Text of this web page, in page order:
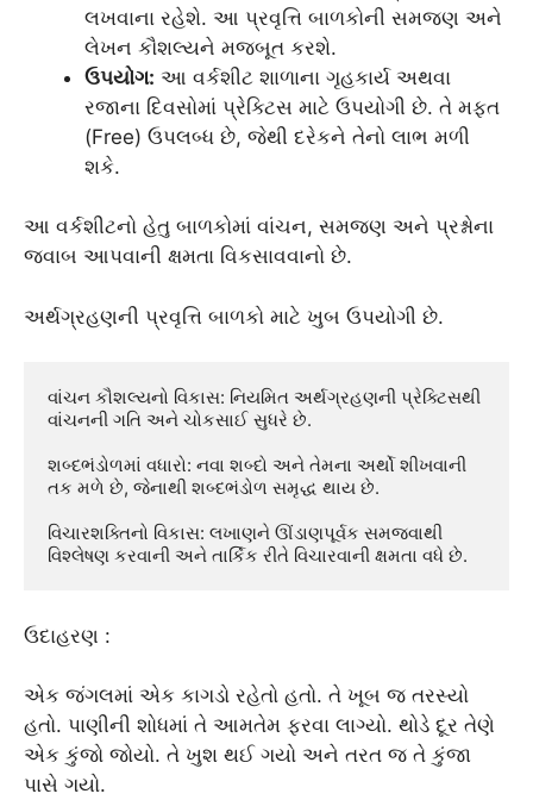
લખવાના રહેશે. આ પ્રવૃત્તિ બાળકોની સમજણ અને
લેખન કૌશલ્યને મજબૂત કરશે.
ઉપયોગ: આ વર્કશીટ શાળાના ગૃહકાર્ય અથવા
રજાના દિવસોમાં પ્રેક્ટિસ માટે ઉપયોગી છે. તે મફત
(Free) ઉપલબ્ધ છે, જેથી દરેકને તેનો લાભ મળી
શકે.
આ વર્કશીટનો હેતુ બાળકોમાં વાંચન, સમજણ અને પ્રશ્નોના
જવાબ આપવાની ક્ષમતા વિકસાવવાનો છે.
અર્થગ્રહણની પ્રવૃત્તિ બાળકો માટે ખુબ ઉપયોગી છે.
વાંચન કૌશલ્યનો વિકાસ: નિયમિત અર્થગ્રહણની પ્રેક્ટિસથી
વાંચનની ગતિ અને ચોકસાઈ સુધરે છે.
શબ્દભંડોળમાં વધારો: નવા શબ્દો અને તેમના અર્થો શીખવાની
તક મળે છે, જેનાથી શબ્દભંડોળ સમૃદ્ધ થાય છે.
વિચારશક્તિનો વિકાસ: લખાણને ઊંડાણપૂર્વક સમજવાથી
વિશ્લેષણ કરવાની અને તાર્કિક રીતે વિચારવાની ક્ષમતા વધે છે.
ઉદાહરણ :
એક જંગલમાં એક કાગડો રહેતો હતો. તે ખૂબ જ તરસ્યો
હતો. પાણીની શોધમાં તે આમતેમ ફરવા લાગ્યો. થોડે દૂર તેણે
એક કુંજો જોયો. તે ખુશ થઈ ગયો અને તરત જ તે કુંજા
પાસે ગયો.